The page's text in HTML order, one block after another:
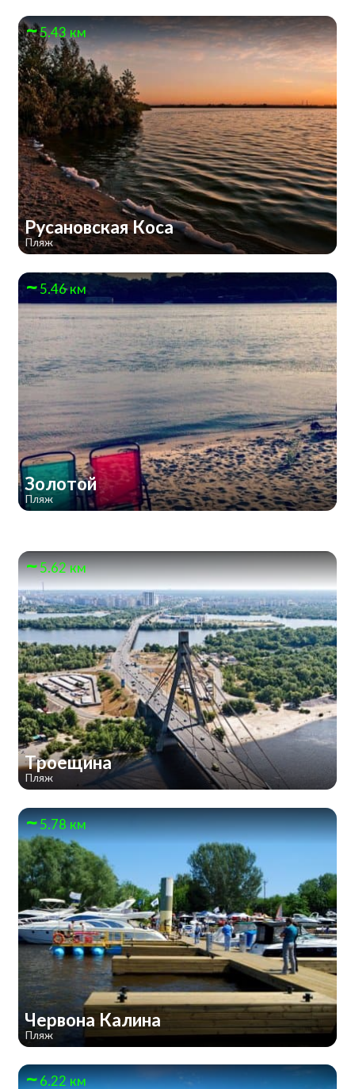
5.43 км
Русановская Коса
Пляж
5.46 км
Золотой
Пляж
5.62 км
Троещина
Пляж
5.78 км
Червона Калина
Пляж
6.22 км